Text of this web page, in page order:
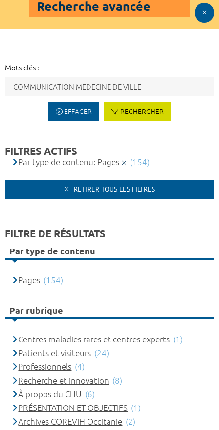
Recherche avancée
Mots-clés :
EFFACER RECHERCHER
FILTRES ACTIFS
Par type de contenu: Pages (154)
RETIRER TOUS LES FILTRES
FILTRE DE RÉSULTATS
Par type de contenu
Pages (154)
Par rubrique
Centres maladies rares et centres experts (1)
Patients et visiteurs (24)
Professionnels (4)
Recherche et innovation (8)
À propos du CHU (6)
PRÉSENTATION ET OBJECTIFS (1)
Archives COREVIH Occitanie (2)